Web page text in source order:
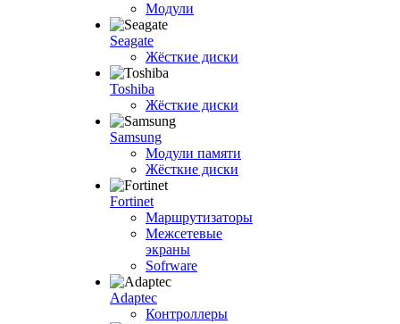
Модули
Seagate
Жёсткие диски
Toshiba
Жёсткие диски
Samsung
Модули памяти
Жёсткие диски
Fortinet
Маршрутизаторы
Межсетевые
экраны
Sofrware
Adaptec
Контроллеры